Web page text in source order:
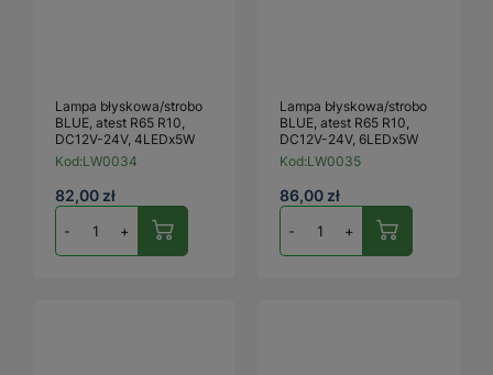
Lampa błyskowa/strobo
BLUE, atest R65 R10,
DC12V-24V, 4LEDx5W
Kod:LW0034
82,00 zł
- +
Lampa błyskowa/strobo
BLUE, atest R65 R10,
DC12V-24V, 6LEDx5W
Kod:LW0035
86,00 zł
- +